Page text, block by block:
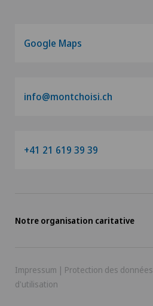
Google Maps
info@montchoisi.ch
+41 21 619 39 39
Notre organisation caritative
Impressum | Protection des données
d'utilisation